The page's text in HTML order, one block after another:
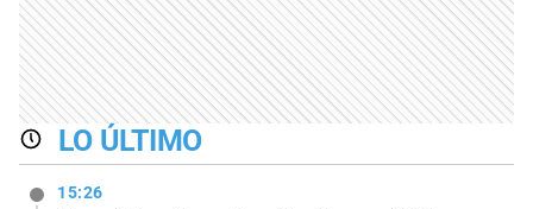
LO ÚLTIMO
15:26